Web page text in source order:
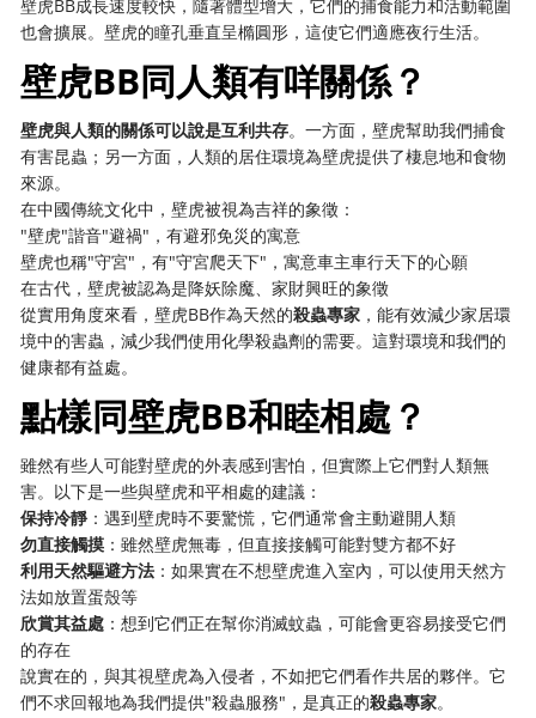
壁虎BB成長速度較快，隨著體型增大，它們的捕食能力和活動範圍
也會擴展。壁虎的瞳孔垂直呈橢圓形，這使它們適應夜行生活。
壁虎BB同人類有咩關係？
壁虎與人類的關係可以說是互利共存。一方面，壁虎幫助我們捕食
有害昆蟲；另一方面，人類的居住環境為壁虎提供了棲息地和食物
來源。
在中國傳統文化中，壁虎被視為吉祥的象徵：
"壁虎"諧音"避禍"，有避邪免災的寓意
壁虎也稱"守宮"，有"守宮爬天下"，寓意車主車行天下的心願
在古代，壁虎被認為是降妖除魔、家財興旺的象徵
從實用角度來看，壁虎BB作為天然的殺蟲專家 ，能有效減少家居環
境中的害蟲，減少我們使用化學殺蟲劑的需要。這對環境和我們的
健康都有益處。
點樣同壁虎BB和睦相處？
雖然有些人可能對壁虎的外表感到害怕，但實際上它們對人類無
害。以下是一些與壁虎和平相處的建議：
保持冷靜：遇到壁虎時不要驚慌，它們通常會主動避開人類
勿直接觸摸 ：雖然壁虎無毒，但直接接觸可能對雙方都不好
利用天然驅避方法 ：如果實在不想壁虎進入室內，可以使用天然方
法如放置蛋殼等
欣賞其益處 ：想到它們正在幫你消滅蚊蟲，可能會更容易接受它們
的存在
說實在的，與其視壁虎為入侵者，不如把它們看作共居的夥伴。它
們不求回報地為我們提供"殺蟲服務"，是真正的殺蟲專家。